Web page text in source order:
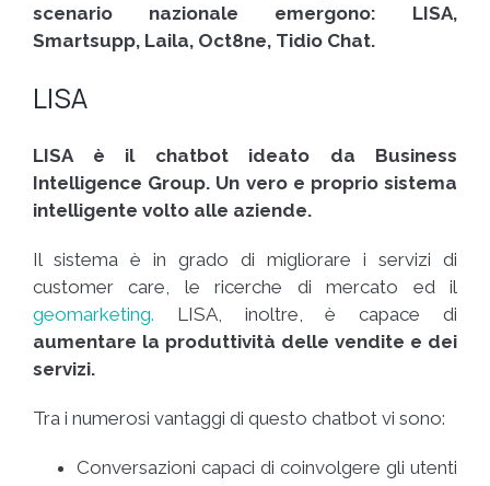
scenario nazionale emergono: LISA,
Smartsupp, Laila, Oct8ne, Tidio Chat.
LISA
LISA è il chatbot ideato da Business
Intelligence Group. Un vero e proprio sistema
intelligente volto alle aziende.
Il sistema è in grado di migliorare i servizi di
customer care, le ricerche di mercato ed il
geomarketing. LISA, inoltre, è capace di
aumentare la produttività delle vendite e dei
servizi.
Tra i numerosi vantaggi di questo chatbot vi sono:
Conversazioni capaci di coinvolgere gli utenti